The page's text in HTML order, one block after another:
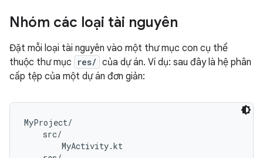
Nhóm các loại tài nguyên
Đặt mỗi loại tài nguyên vào một thư mục con cụ thể
thuộc thư mục
res/ của dự án. Ví dụ: sau đây là hệ phân
cấp tệp của một dự án đơn giản:
MyProject/
    src/
        MyActivity.kt